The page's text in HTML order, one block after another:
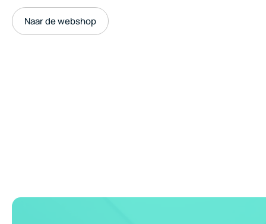
Naar de webshop